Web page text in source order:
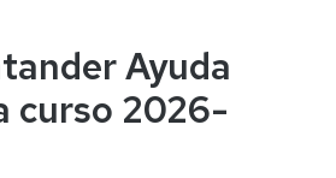
Ayuda
curso 2026-